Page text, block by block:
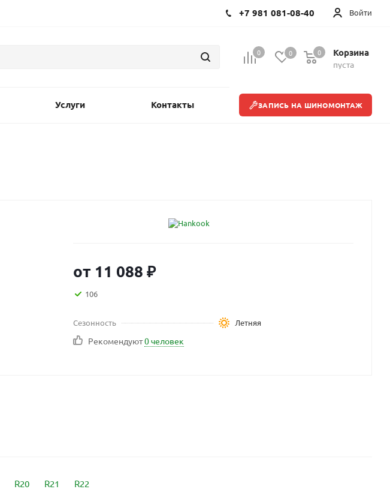
Войти
+7 981 081-08-40
0 0 Корзина
пуста
0
Услуги Контакты ЗАПИСЬ НА ШИНОМОНТАЖ
от 11 088 ₽
106
Сезонность Летняя
Рекомендуют0 человек
R20 R21 R22